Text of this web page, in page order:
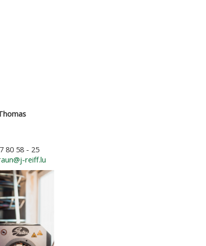
80 58 - 25
reiff.lu